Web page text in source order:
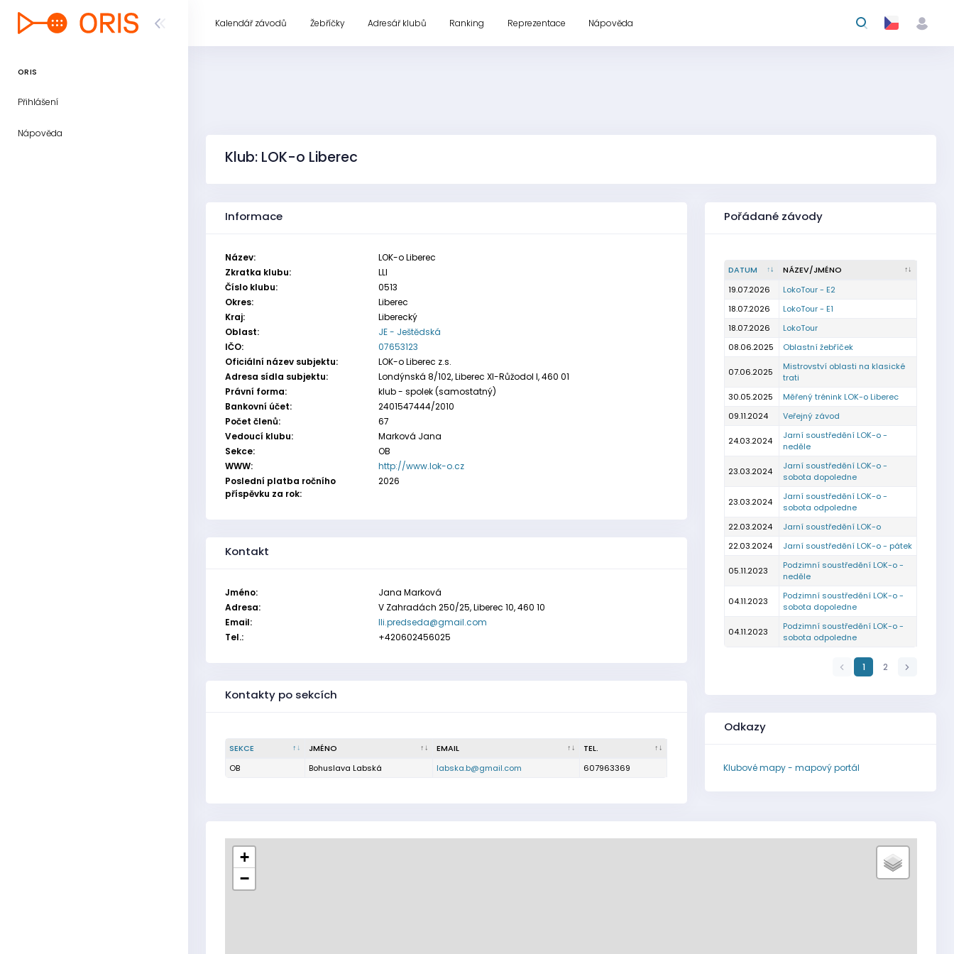
ORIS
Přihlášení
Nápověda
Kalendář závodů Žebříčky Adresář klubů Ranking Reprezentace Nápověda
Klub: LOK-o Liberec
Informace
Název:
LOK-o Liberec
Zkratka klubu:
LLI
Číslo klubu:
0513
Okres:
Liberec
Kraj:
Liberecký
Oblast:
JE - Ještědská
IČO:
07653123
Oficiální název subjektu:
LOK-o Liberec z.s.
Adresa sídla subjektu:
Londýnská 8/102, Liberec XI-Růžodol I, 460 01
Právní forma:
klub - spolek (samostatný)
Bankovní účet:
2401547444/2010
Počet členů:
67
Vedoucí klubu:
Marková Jana
Sekce:
OB
WWW:
http://www.lok-o.cz
Poslední platba ročního
příspěvku za rok:
2026
Kontakt
Jméno:
Jana Marková
Adresa:
V Zahradách 250/25, Liberec 10, 460 10
Email:
lli.predseda@gmail.com
Tel.:
+420602456025
Kontakty po sekcích
SEKCE JMÉNO EMAIL
TEL.
OB
Bohuslava Labská labska.b@gmail.com 607963369
Pořádané závody
DATUM
NÁZEV/JMÉNO
19.07.2026
LokoTour - E2
18.07.2026
LokoTour - E1
18.07.2026
LokoTour
08.06.2025
Oblastní žebříček
07.06.2025
Mistrovství oblasti na klasické
trati
30.05.2025
Měřený trénink LOK-o Liberec
09.11.2024
Veřejný závod
24.03.2024
Jarní soustředění LOK-o -
neděle
23.03.2024
Jarní soustředění LOK-o -
sobota dopoledne
23.03.2024
Jarní soustředění LOK-o -
sobota odpoledne
22.03.2024
Jarní soustředění LOK-o
22.03.2024
Jarní soustředění LOK-o - pátek
05.11.2023
Podzimní soustředění LOK-o -
neděle
04.11.2023
Podzimní soustředění LOK-o -
sobota dopoledne
04.11.2023
Podzimní soustředění LOK-o -
sobota odpoledne
1 2
Odkazy
Klubové mapy - mapový portál
+
−